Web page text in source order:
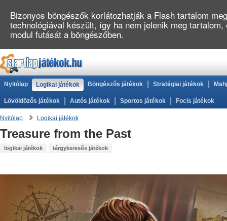
Nyitólap Logikai játékok Böngészős játékok Stratégiai játékok
Lövöldözős játékok Autós játékok Sportos játékok Focis játékok
Nyitólap Logikai játékok
Treasure from the Past
logikai játékok tárgykeresős játékok
Bizonyos böngészők korlátozhatják a Flash tartalom
technológiával készült, így ha nem jelenik meg
modul futását a böngészőben.